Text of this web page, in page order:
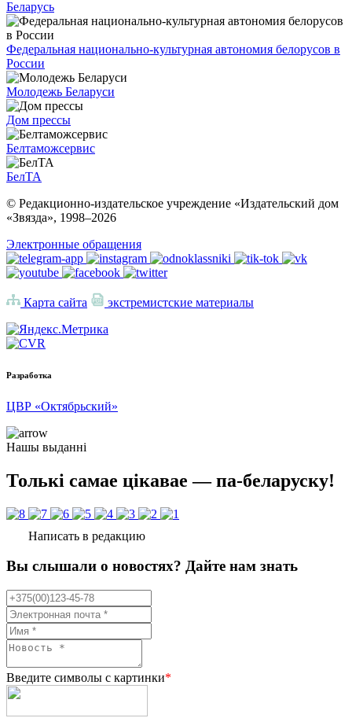
Беларусь
Федеральная национально-культурная автономия белорусов в
России
Молодежь Беларуси
Дом прессы
Белтаможсервис
БелТА
© Редакционно-издательское учреждение «Издательский дом
«Звязда», 1998–2026
Электронные обращения
Карта сайта экстремистские материалы
Разработка
ЦВР «Октябрьский»
Нашы выданні
Толькі самае цікавае — па-беларуску!
Написать в редакцию
Вы слышали о новостях? Дайте нам знать
Введите символы с картинки*